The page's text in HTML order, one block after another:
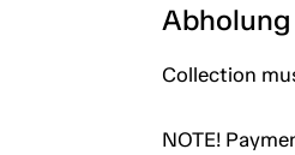
Abholung
Collection
NOTE!